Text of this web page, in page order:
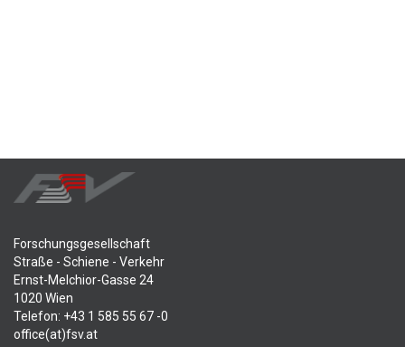
Forschungsgesellschaft
Straße - Schiene - Verkehr
Ernst-Melchior-Gasse 24
1020 Wien
Telefon: +43 1 585 55 67 -0
office(at)fsv.at